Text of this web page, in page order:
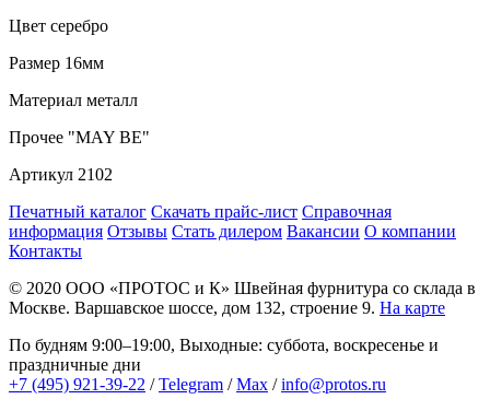
Цвет серебро
Размер 16мм
Материал металл
Прочее "MAY BE"
Артикул 2102
Печатный каталог Скачать прайс-лист Справочная
информация Отзывы Стать дилером Вакансии О компании
Контакты
© 2020 ООО «ПРОТОС и К» Швейная фурнитура со склада в
Москве. Варшавское шоссе, дом 132, строение 9. На карте
По будням 9:00–19:00, Выходные: суббота, воскресенье и
праздничные дни
+7 (495) 921-39-22 /Telegram /Max /info@protos.ru